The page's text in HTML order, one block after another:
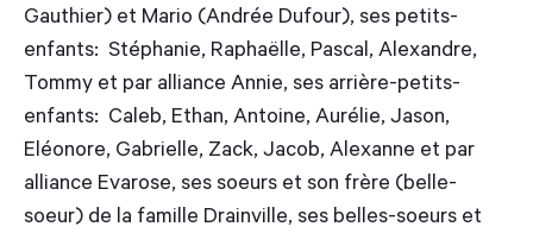
Gauthier) et Mario (Andrée Dufour), ses petits-
enfants: Stéphanie, Raphaëlle, Pascal, Alexandre,
Tommy et par alliance Annie, ses arrière-petits-
enfants: Caleb, Ethan, Antoine, Aurélie, Jason,
Eléonore, Gabrielle, Zack, Jacob, Alexanne et par
alliance Evarose, ses soeurs et son frère (belle-
soeur) de la famille Drainville, ses belles-soeurs et